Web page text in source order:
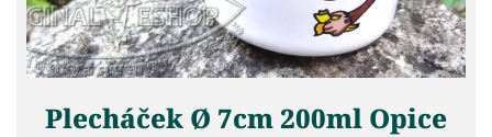
Plecháček Ø 7cm 200ml Opice